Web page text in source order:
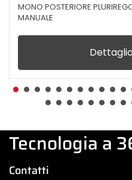
MONO POSTERIORE
MANUALE
Tecnologia a
Contatti